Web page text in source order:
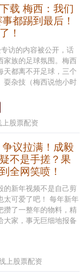
载 梅西：我们
都踢到最后！
！
访的内容被公开，话
家族的足球氛围。梅西
天都离不开足球，三个
耍杂技（梅西说他小时
上股票配资
议拉满！成毅
不是手搓？果
全网笑喷！
的新年视频不是自己剪
太可爱了吧！ 每年新年
攒了一整年的物料，精
大家，事无巨细地报备
上股票配资